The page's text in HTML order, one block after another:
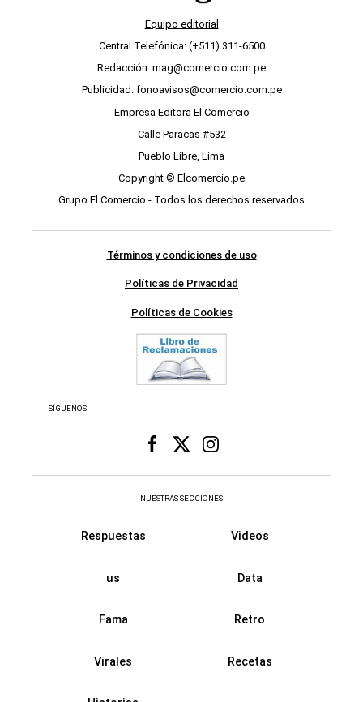
Equipo editorial
Central Telefónica: (+511) 311-6500
Redacción: mag@comercio.com.pe
Publicidad: fonoavisos@comercio.com.pe
Empresa Editora El Comercio
Calle Paracas #532
Pueblo Libre, Lima
Copyright © Elcomercio.pe
Grupo El Comercio - Todos los derechos reservados
Términos y condiciones de uso
Políticas de Privacidad
Políticas de Cookies
SÍGUENOS
NUESTRAS SECCIONES
Respuestas Videos
us Data
Fama Retro
Virales Recetas